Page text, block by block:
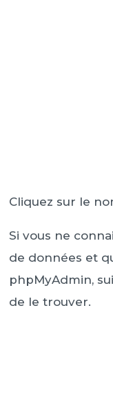
Cliquez sur le
Si vous ne
de données et
phpMyAdmin,
de le trouver.